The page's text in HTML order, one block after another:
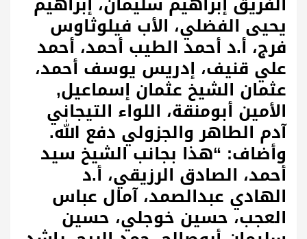
يحيى الفضلي، الأب فيلوثاوس
فرج، أ.د أحمد الطيب أحمد، أحمد
علي قنيف، إدريس يوسف أحمد،
عثمان الشيخ عثمان إسماعيل,
الأمين أبومنقة، اللواء التيجاني
آدم الطاهر والجزولي دفع الله.
وأضاف: “هذا بجانب الشيخ سيد
أحمد، الصادق الرزيقي، أ.د
الهادي عبدالصمد، آمال عباس
العجب، حسين خوجلي، حسين